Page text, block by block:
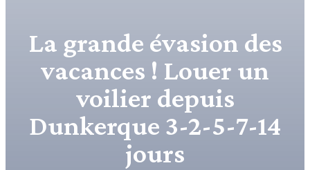
La grande évasion des
vacances ! Louer un
voilier depuis
Dunkerque 3-2-5-7-14
jours